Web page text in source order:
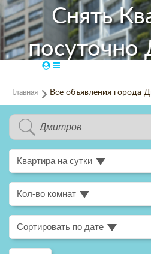
Снять
посуточно
Главная Все объявления города
Квартира на сутки
Кол-во комнат
Сортировать по дате